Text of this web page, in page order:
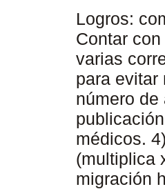
Logros:
Contar
varias
para evitar
número
médicos.
(multiplica
migración